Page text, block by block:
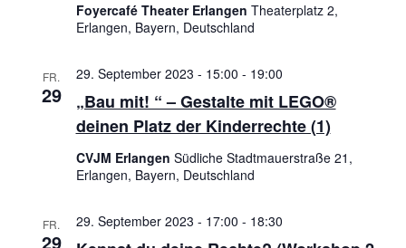
Foyercafé Theater Erlangen Theaterplatz 2,
Erlangen, Bayern, Deutschland
FR.
29
„Bau mit! “ – Gestalte mit LEGO®
deinen Platz der Kinderrechte (1)
29. September 2023 - 15:00 - 19:00
CVJM Erlangen Südliche Stadtmauerstraße 21,
Erlangen, Bayern, Deutschland
FR.
29
29. September 2023 - 17:00 - 18:30